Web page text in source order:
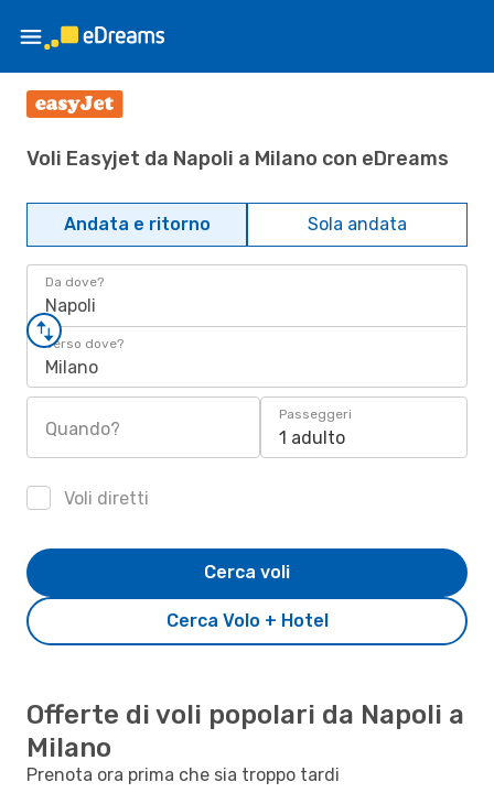
Voli Easyjet da Napoli a Milano con eDreams
Andata e ritorno Sola andata
Da dove?
Napoli
Verso dove?
Milano
Quando?
Passeggeri
1 adulto
Voli diretti
Cerca Volo + Hotel
Cerca voli
Offerte di voli popolari da Napoli a
Milano
Prenota ora prima che sia troppo tardi